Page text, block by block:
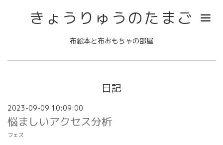
きょうりゅうのたまご
布絵本と布おもちゃの部屋
日記
2023-09-09 10:09:00
悩ましいアクセス分析
フェス